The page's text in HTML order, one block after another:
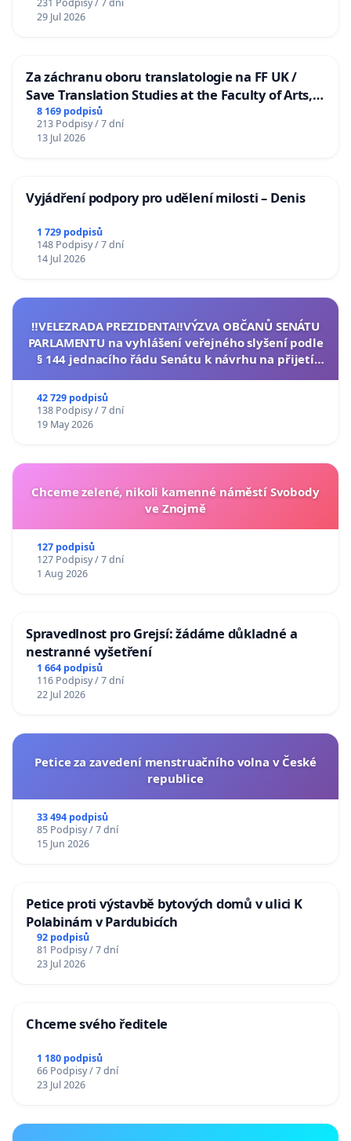
231 Podpisy / 7 dní
29 Jul 2026
Za záchranu oboru translatologie na FF UK /
Save Translation Studies at the Faculty of Arts,
Charles University
8 169 podpisů
213 Podpisy / 7 dní
13 Jul 2026
Vyjádření podpory pro udělení milosti – Denis
1 729 podpisů
148 Podpisy / 7 dní
14 Jul 2026
‼️VELEZRADA PREZIDENTA‼️VÝZVA OBČANŮ SENÁTU
PARLAMENTU na vyhlášení veřejného slyšení podle
§ 144 jednacího řádu Senátu k návrhu na přijetí
42 729 podpisů
138 Podpisy / 7 dní
19 May 2026
Chceme zelené, nikoli kamenné náměstí Svobody
ve Znojmě
127 podpisů
127 Podpisy / 7 dní
1 Aug 2026
Spravedlnost pro Grejsí: žádáme důkladné a
nestranné vyšetření
1 664 podpisů
116 Podpisy / 7 dní
22 Jul 2026
Petice za zavedení menstruačního volna v České
republice
33 494 podpisů
85 Podpisy / 7 dní
15 Jun 2026
Petice proti výstavbě bytových domů v ulici K
Polabinám v Pardubicích
92 podpisů
81 Podpisy / 7 dní
23 Jul 2026
Chceme svého ředitele
1 180 podpisů
66 Podpisy / 7 dní
23 Jul 2026